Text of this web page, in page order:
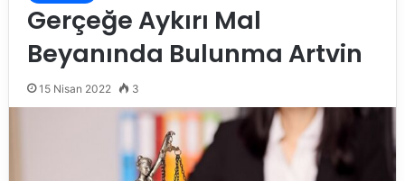
Gerçeğe Aykırı Mal
Beyanında Bulunma Artvin
15 Nisan 2022 3